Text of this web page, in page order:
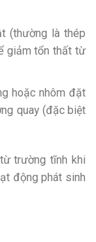
(thường là thép
giảm tổn thất từ
hoặc nhôm đặt
quay (đặc biệt
trường tĩnh khi
động phát sinh